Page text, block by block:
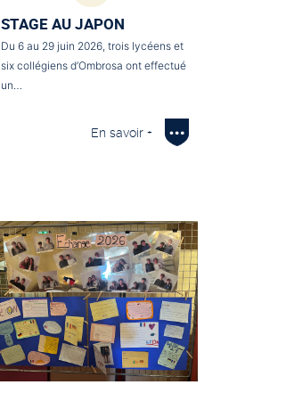
STAGE AU JAPON
Du 6 au 29 juin 2026, trois lycéens et
six collégiens d’Ombrosa ont effectué
un…
En savoir +